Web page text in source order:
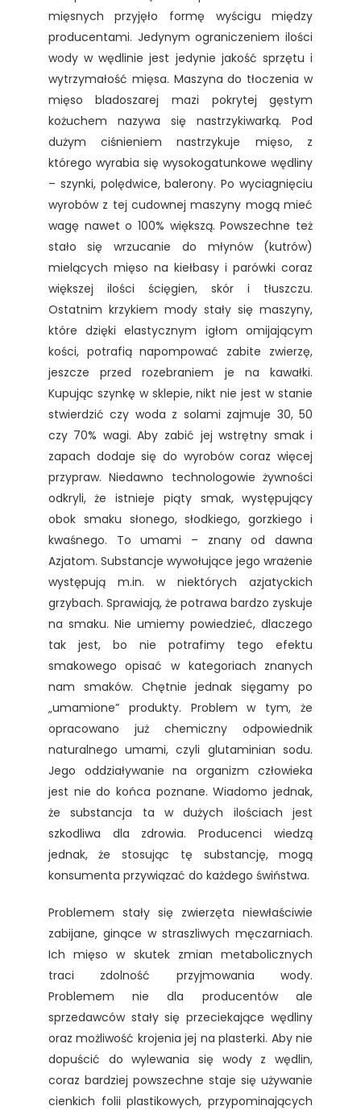
mięsnych przyjęło formę wyścigu między
producentami. Jedynym ograniczeniem ilości
wody w wędlinie jest jedynie jakość sprzętu i
wytrzymałość mięsa. Maszyna do tłoczenia w
mięso bladoszarej mazi pokrytej gęstym
kożuchem nazywa się nastrzykiwarką. Pod
dużym ciśnieniem nastrzykuje mięso, z
którego wyrabia się wysokogatunkowe wędliny
– szynki, polędwice, balerony. Po wyciagnięciu
wyrobów z tej cudownej maszyny mogą mieć
wagę nawet o 100% większą. Powszechne też
stało się wrzucanie do młynów (kutrów)
mielących mięso na kiełbasy i parówki coraz
większej ilości ścięgien, skór i tłuszczu.
Ostatnim krzykiem mody stały się maszyny,
które dzięki elastycznym igłom omijającym
kości, potrafią napompować zabite zwierzę,
jeszcze przed rozebraniem je na kawałki.
Kupując szynkę w sklepie, nikt nie jest w stanie
stwierdzić czy woda z solami zajmuje 30, 50
czy 70% wagi. Aby zabić jej wstrętny smak i
zapach dodaje się do wyrobów coraz więcej
przypraw. Niedawno technologowie żywności
odkryli, że istnieje piąty smak, występujący
obok smaku słonego, słodkiego, gorzkiego i
kwaśnego. To umami – znany od dawna
Azjatom. Substancje wywołujące jego wrażenie
występują m.in. w niektórych azjatyckich
grzybach. Sprawiają, że potrawa bardzo zyskuje
na smaku. Nie umiemy powiedzieć, dlaczego
tak jest, bo nie potrafimy tego efektu
smakowego opisać w kategoriach znanych
nam smaków. Chętnie jednak sięgamy po
„umamione” produkty. Problem w tym, że
opracowano już chemiczny odpowiednik
naturalnego umami, czyli glutaminian sodu.
Jego oddziaływanie na organizm człowieka
jest nie do końca poznane. Wiadomo jednak,
że substancja ta w dużych ilościach jest
szkodliwa dla zdrowia. Producenci wiedzą
jednak, że stosując tę substancję, mogą
konsumenta przywiązać do każdego świństwa.
Problemem stały się zwierzęta niewłaściwie
zabijane, ginące w straszliwych męczarniach.
Ich mięso w skutek zmian metabolicznych
traci zdolność przyjmowania wody.
Problemem nie dla producentów ale
sprzedawców stały się przeciekające wędliny
oraz możliwość krojenia jej na plasterki. Aby nie
dopuścić do wylewania się wody z wędlin,
coraz bardziej powszechne staje się używanie
cienkich folii plastikowych, przypominających